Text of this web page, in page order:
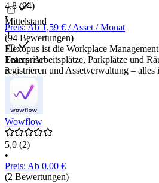
Mittelstand
5
Enterprise
3
4,8(94)
•
Preis: Ab 1,59 € / Asset / Monat
(94 Bewertungen)
Flexopus ist die Workplace
Teams: Arbeitsplätze, Parkplätze und
registrieren und Assetverwaltung – alles
Wowflow
5,0 (2)
•
Preis: Ab 0,00 €
(2 Bewertungen)